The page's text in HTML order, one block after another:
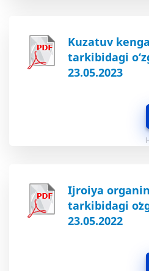
Kuzatuv
tarkibidagi
23.05.2023
Ijroiya
tarkibidagi
23.05.2022